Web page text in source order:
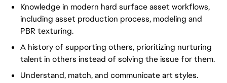
Knowledge in modern hard surface asset workflows,
including asset production process, modeling and
PBR texturing.
A history of supporting others, prioritizing nurturing
talent in others instead of solving the issue for them.
Understand, match, and communicate art styles.